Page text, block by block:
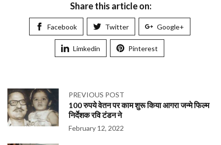
Share this article on:
Facebook Twitter Google+
Limkedin Pinterest
PREVIOUS POST
100 रुपये वेतन पर काम शुरू किया आगरा जन्मे फिल्म
निर्देशक रवि टंडन ने
February 12, 2022